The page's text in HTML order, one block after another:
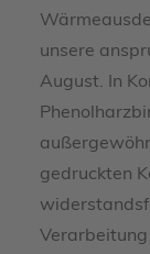
unsere
August. In
gedruckten